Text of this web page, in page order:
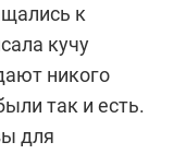
к
кучу
никого
так и есть.
для